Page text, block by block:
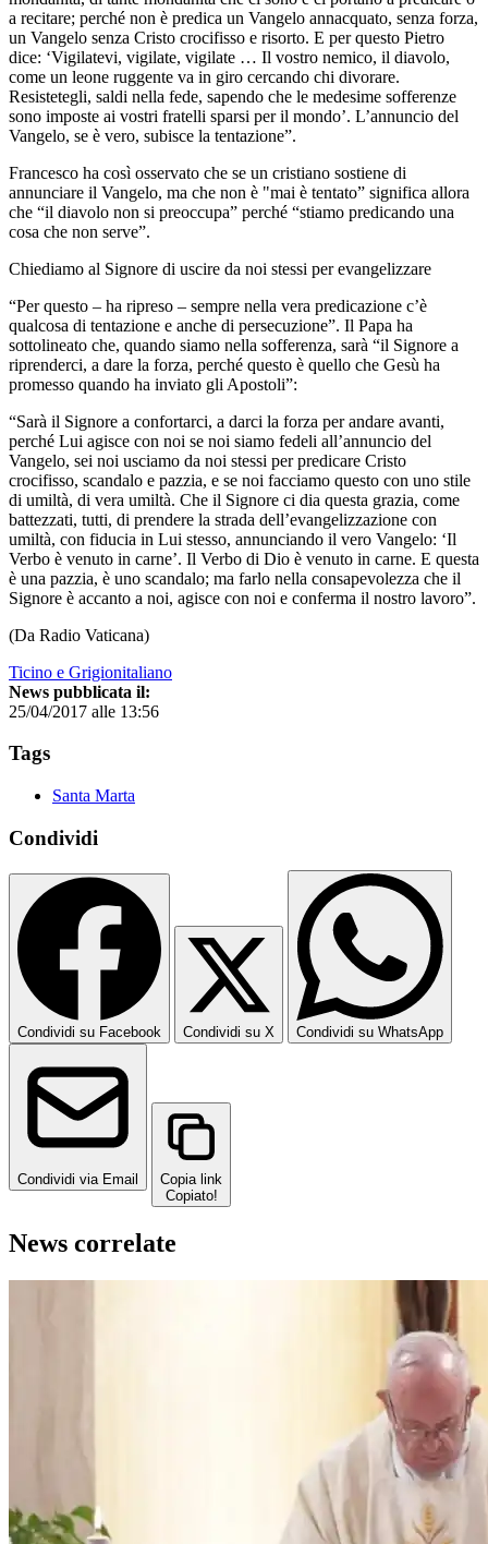
a recitare; perché non è predica un Vangelo annacquato, senza forza,
un Vangelo senza Cristo crocifisso e risorto. E per questo Pietro
dice: ‘Vigilatevi, vigilate, vigilate … Il vostro nemico, il diavolo,
come un leone ruggente va in giro cercando chi divorare.
Resistetegli, saldi nella fede, sapendo che le medesime sofferenze
sono imposte ai vostri fratelli sparsi per il mondo’. L’annuncio del
Vangelo, se è vero, subisce la tentazione”.
Francesco ha così osservato che se un cristiano sostiene di
annunciare il Vangelo, ma che non è "mai è tentato” significa allora
che “il diavolo non si preoccupa” perché “stiamo predicando una
cosa che non serve”.
Chiediamo al Signore di uscire da noi stessi per evangelizzare
“Per questo – ha ripreso – sempre nella vera predicazione c’è
qualcosa di tentazione e anche di persecuzione”. Il Papa ha
sottolineato che, quando siamo nella sofferenza, sarà “il Signore a
riprenderci, a dare la forza, perché questo è quello che Gesù ha
promesso quando ha inviato gli Apostoli”:
“Sarà il Signore a confortarci, a darci la forza per andare avanti,
perché Lui agisce con noi se noi siamo fedeli all’annuncio del
Vangelo, sei noi usciamo da noi stessi per predicare Cristo
crocifisso, scandalo e pazzia, e se noi facciamo questo con uno stile
di umiltà, di vera umiltà. Che il Signore ci dia questa grazia, come
battezzati, tutti, di prendere la strada dell’evangelizzazione con
umiltà, con fiducia in Lui stesso, annunciando il vero Vangelo: ‘Il
Verbo è venuto in carne’. Il Verbo di Dio è venuto in carne. E questa
è una pazzia, è uno scandalo; ma farlo nella consapevolezza che il
Signore è accanto a noi, agisce con noi e conferma il nostro lavoro”.
(Da Radio Vaticana)
Ticino e Grigionitaliano
News pubblicata il:
25/04/2017 alle 13:56
Tags
Santa Marta
Condividi
Condividi su Facebook Condividi su X Condividi su WhatsApp
Condividi via Email
Copia link
Copiato!
News correlate